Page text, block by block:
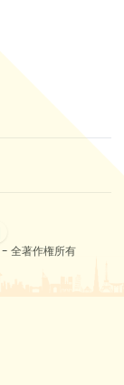
- 全著作権所有